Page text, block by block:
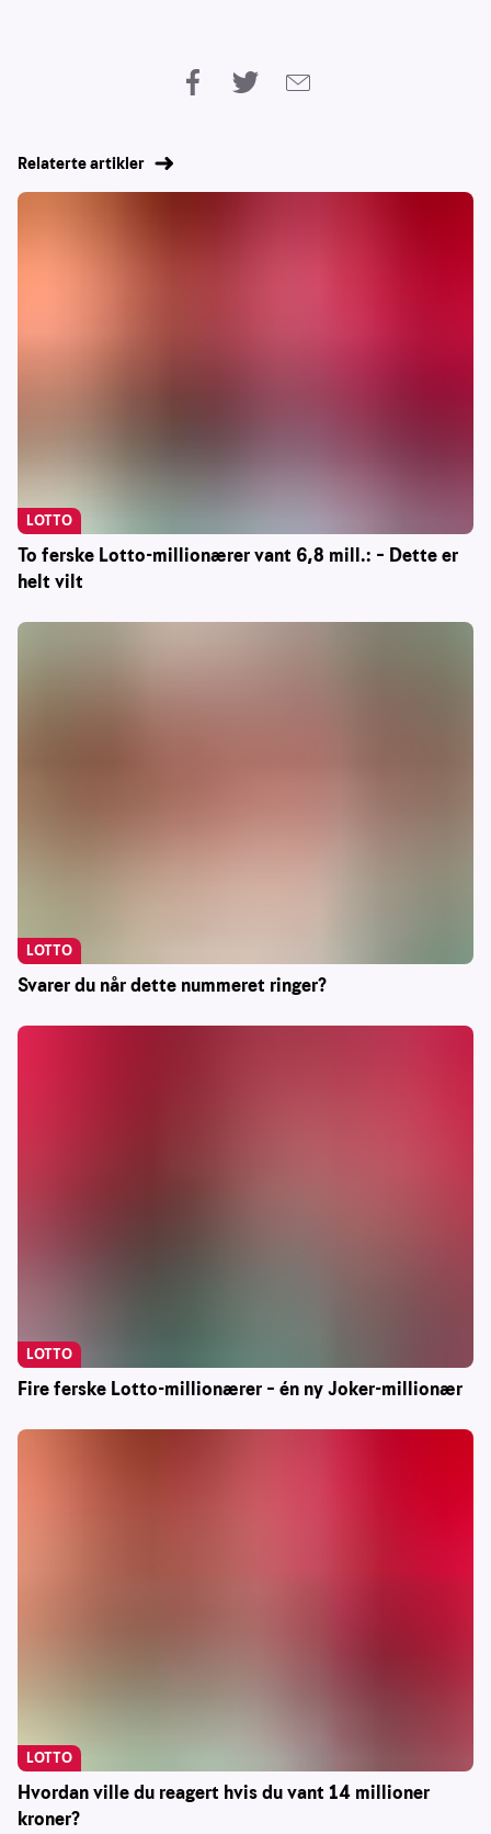
Relaterte artikler
To ferske Lotto-millionærer vant 6,8 mill.: – Dette er
helt vilt
LOTTO
Svarer du når dette nummeret ringer?
LOTTO
Fire ferske Lotto-millionærer – én ny Joker-millionær
LOTTO
Hvordan ville du reagert hvis du vant 14 millioner
kroner?
LOTTO